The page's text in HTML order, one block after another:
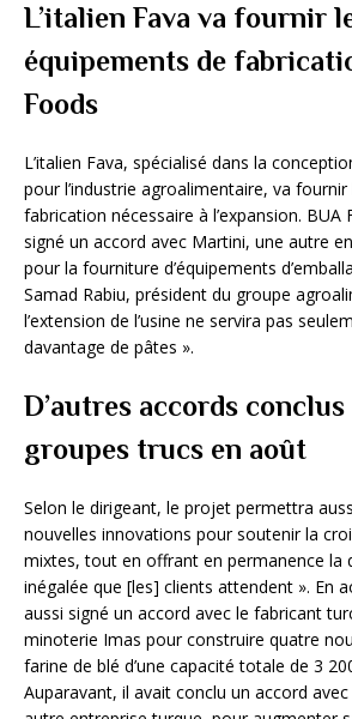
L’italien Fava va fournir
équipements de
Foods
L’italien Fava, spécialisé dans la
pour l’industrie agroalimentaire, va
fabrication nécessaire à l’expansion.
signé un accord avec Martini, une autre
pour la fourniture d’équipements
Samad Rabiu, président du groupe
l’extension de l’usine ne servira pas
davantage de pâtes ».
D’autres accords conclus
groupes trucs en août
Selon le dirigeant, le projet permettra
nouvelles innovations pour soutenir la
mixtes, tout en offrant en permanence la
inégalée que [les] clients attendent ». En
aussi signé un accord avec le fabricant
minoterie Imas pour construire quatre
farine de blé d’une capacité totale de 3
Auparavant, il avait conclu un accord